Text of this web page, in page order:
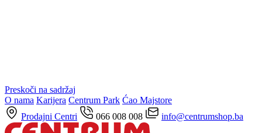
Preskoči na sadržaj
O nama Karijera Centrum Park Ćao Majstore
Prodajni Centri
066 008 008 info@centrumshop.ba